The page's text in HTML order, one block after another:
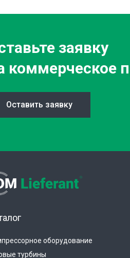
заявку
коммерческое
Оставить заявку
оборудование
турбины